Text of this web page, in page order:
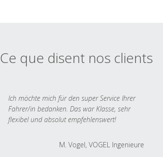
Ce que disent nos clients
Ich möchte mich für den super Service Ihrer
Fahrer/in bedanken. Das war Klasse, sehr
flexibel und absolut empfehlenswert!
M. Vogel, VOGEL Ingenieure